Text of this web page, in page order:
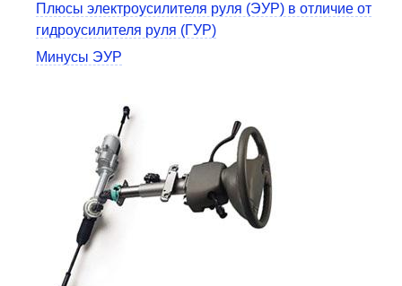
Плюсы электроусилителя руля (ЭУР) в отличие от
гидроусилителя руля (ГУР)
Минусы ЭУР